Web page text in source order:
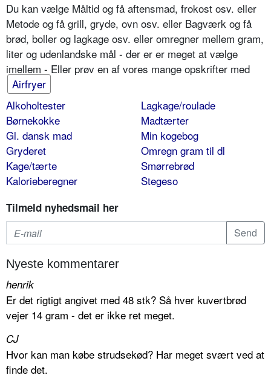
Du kan vælge Måltid og få aftensmad, frokost osv. eller
Metode og få grill, gryde, ovn osv. eller Bagværk og få
brød, boller og lagkage osv. eller omregner mellem gram,
liter og udenlandske mål - der er er meget at vælge
imellem - Eller prøv en af vores mange opskrifter med
Airfryer
Alkoholtester
Børnekokke
Gl. dansk mad
Gryderet
Kage/tærte
Kalorieberegner
Lagkage/roulade
Madtærter
Min kogebog
Omregn gram til dl
Smørrebrød
Stegeso
Tilmeld nyhedsmail her
Nyeste kommentarer
henrik
Er det rigtigt angivet med 48 stk? Så hver kuvertbrød
vejer 14 gram - det er ikke ret meget.
CJ
Hvor kan man købe strudsekød? Har meget svært ved at
finde det.